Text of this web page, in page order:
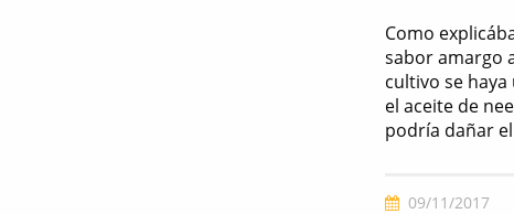
Como
sabor amargo
cultivo se
el aceite de
podría dañar
09/11/2017